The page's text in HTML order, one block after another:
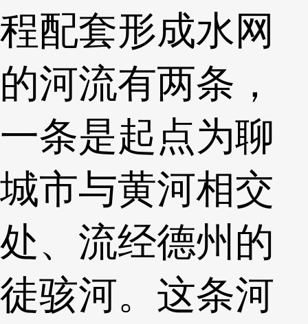
程配套形成水网
的河流有两条，
一条是起点为聊
城市与黄河相交
处、流经德州的
徒骇河。这条河